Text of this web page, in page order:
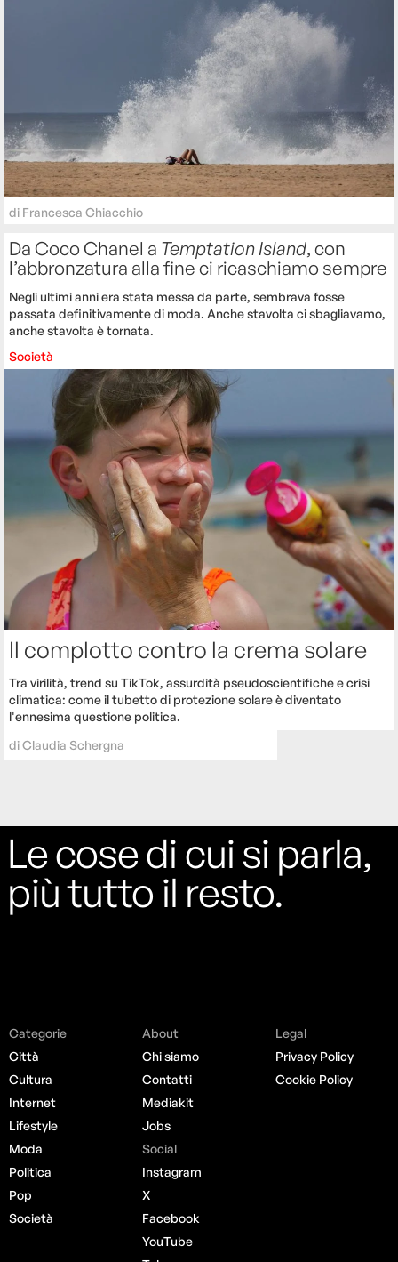
di Francesca Chiacchio
Da Coco Chanel a Temptation Island, con
l’abbronzatura alla fine ci ricaschiamo sempre
Negli ultimi anni era stata messa da parte, sembrava fosse
passata definitivamente di moda. Anche stavolta ci sbagliavamo,
anche stavolta è tornata.
Società
Il complotto contro la crema solare
Tra virilità, trend su TikTok, assurdità pseudoscientifiche e crisi
climatica: come il tubetto di protezione solare è diventato
l'ennesima questione politica.
diClaudia Schergna
Le cose di cui si parla,
più tutto il resto.
Categorie
Città
Cultura
Internet
Lifestyle
Moda
Politica
Pop
Società
About
Chi siamo
Contatti
Mediakit
Jobs
Social
Instagram
X
Facebook
YouTube
Legal
Privacy Policy
Cookie Policy